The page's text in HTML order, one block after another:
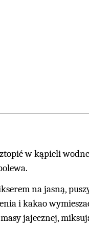
w kąpieli
na jasną,
i kakao
jajecznej,